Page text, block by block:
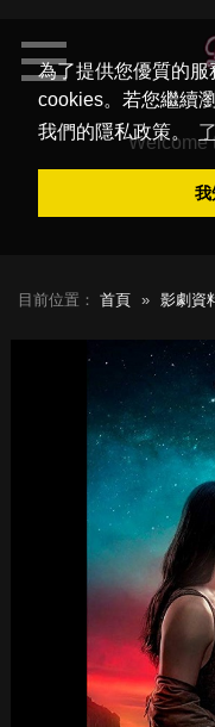
為了提供您優質的服
cookies。若您繼續
我們的隱私政策。
我
Welcome
目前位置： 首頁 影劇資